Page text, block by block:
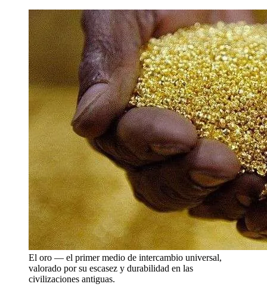
El oro — el primer medio de intercambio universal,
valorado por su escasez y durabilidad en las
civilizaciones antiguas.